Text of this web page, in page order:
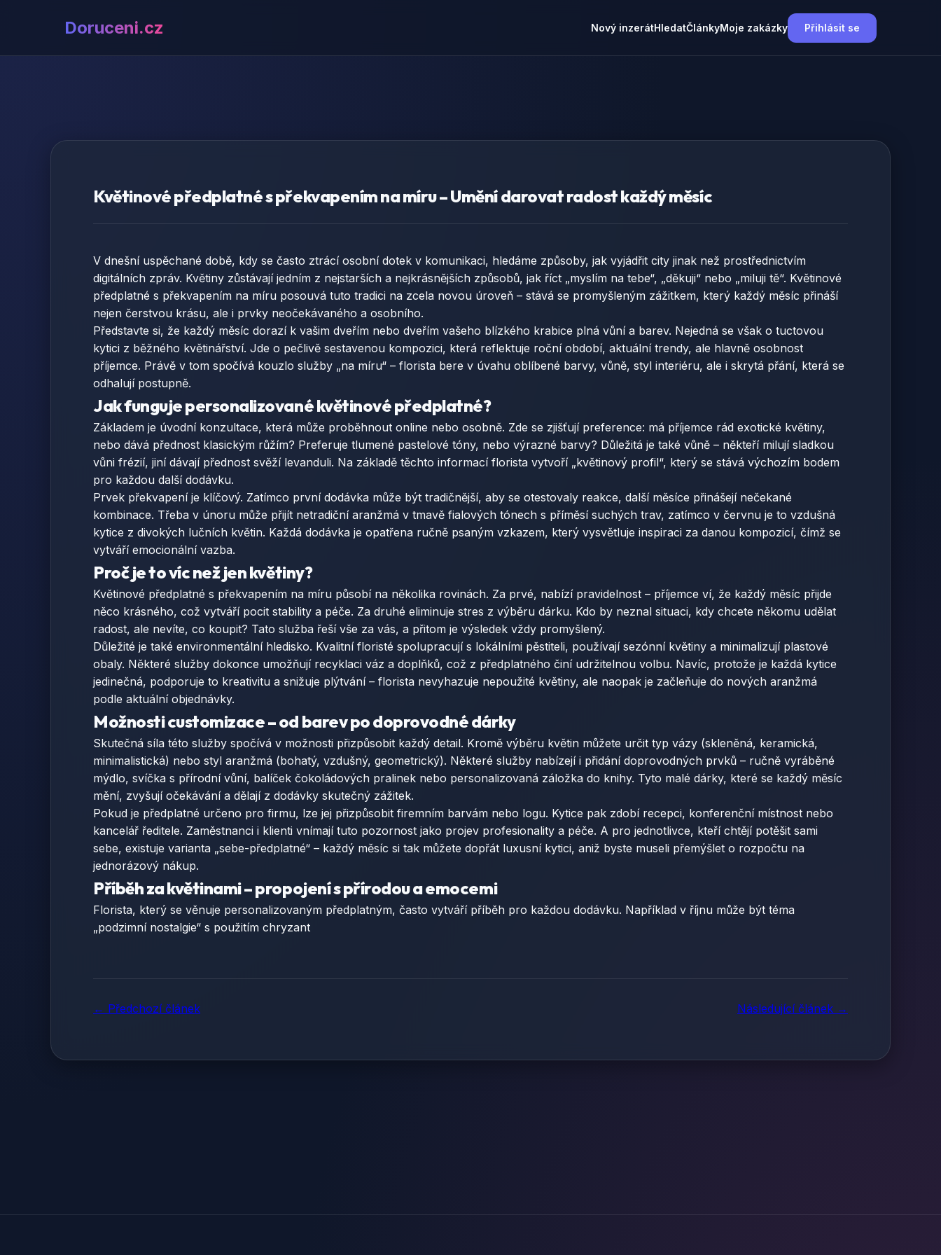
Doruceni.cz Nový inzerátHledatČlánkyMoje zakázky Přihlásit se
Květinové předplatné s překvapením na míru – Umění darovat radost každý měsíc
V dnešní uspěchané době, kdy se často ztrácí osobní dotek v komunikaci, hledáme způsoby, jak vyjádřit city jinak než prostřednictvím
digitálních zpráv. Květiny zůstávají jedním z nejstarších a nejkrásnějších způsobů, jak říct „myslím na tebe“, „děkuji“ nebo „miluji tě“. Květinové
předplatné s překvapením na míru posouvá tuto tradici na zcela novou úroveň – stává se promyšleným zážitkem, který každý měsíc přináší
nejen čerstvou krásu, ale i prvky neočekávaného a osobního.
Představte si, že každý měsíc dorazí k vašim dveřím nebo dveřím vašeho blízkého krabice plná vůní a barev. Nejedná se však o tuctovou
kytici z běžného květinářství. Jde o pečlivě sestavenou kompozici, která reflektuje roční období, aktuální trendy, ale hlavně osobnost
příjemce. Právě v tom spočívá kouzlo služby „na míru“ – florista bere v úvahu oblíbené barvy, vůně, styl interiéru, ale i skrytá přání, která se
odhalují postupně.
Jak funguje personalizované květinové předplatné?
Základem je úvodní konzultace, která může proběhnout online nebo osobně. Zde se zjišťují preference: má příjemce rád exotické květiny,
nebo dává přednost klasickým růžím? Preferuje tlumené pastelové tóny, nebo výrazné barvy? Důležitá je také vůně – někteří milují sladkou
vůni frézií, jiní dávají přednost svěží levanduli. Na základě těchto informací florista vytvoří „květinový profil“, který se stává výchozím bodem
pro každou další dodávku.
Prvek překvapení je klíčový. Zatímco první dodávka může být tradičnější, aby se otestovaly reakce, další měsíce přinášejí nečekané
kombinace. Třeba v únoru může přijít netradiční aranžmá v tmavě fialových tónech s příměsí suchých trav, zatímco v červnu je to vzdušná
kytice z divokých lučních květin. Každá dodávka je opatřena ručně psaným vzkazem, který vysvětluje inspiraci za danou kompozicí, čímž se
vytváří emocionální vazba.
Proč je to víc než jen květiny?
Květinové předplatné s překvapením na míru působí na několika rovinách. Za prvé, nabízí pravidelnost – příjemce ví, že každý měsíc přijde
něco krásného, což vytváří pocit stability a péče. Za druhé eliminuje stres z výběru dárku. Kdo by neznal situaci, kdy chcete někomu udělat
radost, ale nevíte, co koupit? Tato služba řeší vše za vás, a přitom je výsledek vždy promyšlený.
Důležité je také environmentální hledisko. Kvalitní floristé spolupracují s lokálními pěstiteli, používají sezónní květiny a minimalizují plastové
obaly. Některé služby dokonce umožňují recyklaci váz a doplňků, což z předplatného činí udržitelnou volbu. Navíc, protože je každá kytice
jedinečná, podporuje to kreativitu a snižuje plýtvání – florista nevyhazuje nepoužité květiny, ale naopak je začleňuje do nových aranžmá
podle aktuální objednávky.
Možnosti customizace – od barev po doprovodné dárky
Skutečná síla této služby spočívá v možnosti přizpůsobit každý detail. Kromě výběru květin můžete určit typ vázy (skleněná, keramická,
minimalistická) nebo styl aranžmá (bohatý, vzdušný, geometrický). Některé služby nabízejí i přidání doprovodných prvků – ručně vyráběné
mýdlo, svíčka s přírodní vůní, balíček čokoládových pralinek nebo personalizovaná záložka do knihy. Tyto malé dárky, které se každý měsíc
mění, zvyšují očekávání a dělají z dodávky skutečný zážitek.
Pokud je předplatné určeno pro firmu, lze jej přizpůsobit firemním barvám nebo logu. Kytice pak zdobí recepci, konferenční místnost nebo
kancelář ředitele. Zaměstnanci i klienti vnímají tuto pozornost jako projev profesionality a péče. A pro jednotlivce, kteří chtějí potěšit sami
sebe, existuje varianta „sebe-předplatné“ – každý měsíc si tak můžete dopřát luxusní kytici, aniž byste museli přemýšlet o rozpočtu na
jednorázový nákup.
Příběh za květinami – propojení s přírodou a emocemi
Florista, který se věnuje personalizovaným předplatným, často vytváří příběh pro každou dodávku. Například v říjnu může být téma
„podzimní nostalgie“ s použitím chryzant
← Předchozí článek Následující článek →